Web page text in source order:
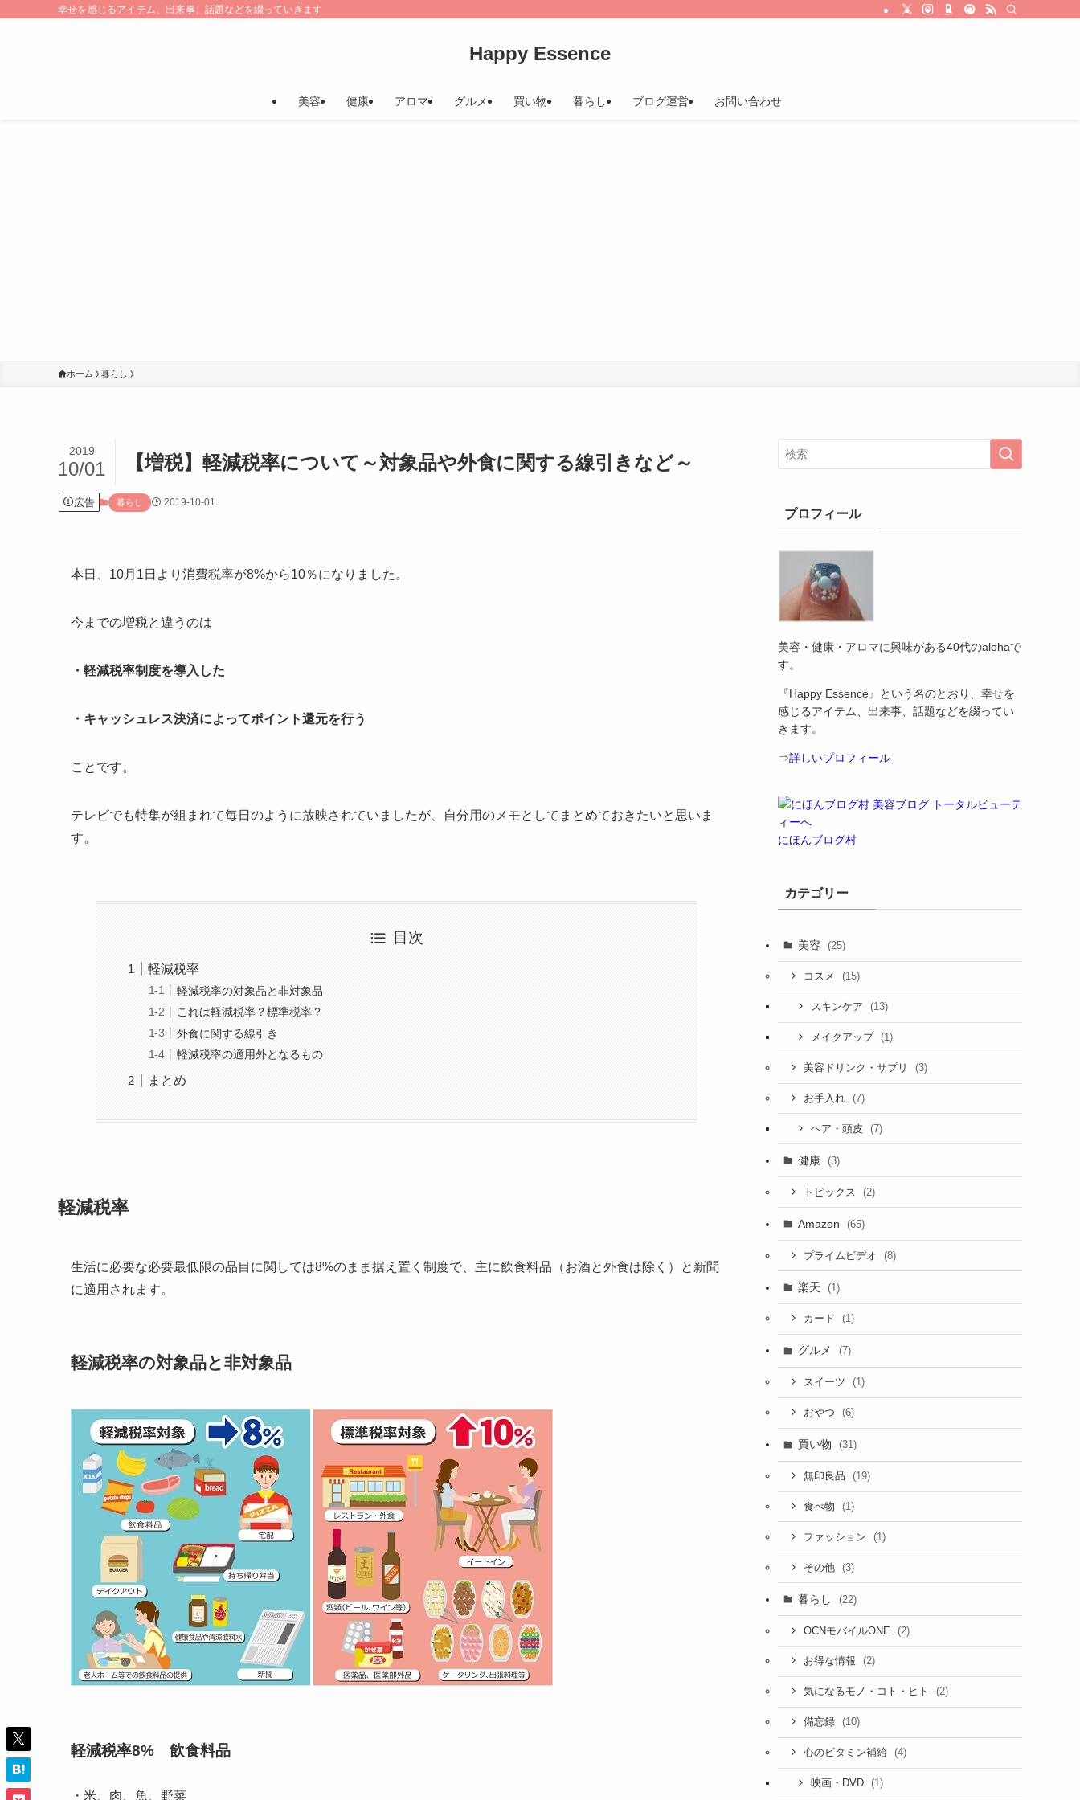
幸せを感じるアイテム、出来事、話題などを綴っていきます
Happy Essence
美容 健康 アロマ グルメ 買い物 暮らし ブログ運営 お問い合わせ
ホーム 暮らし
【増税】軽減税率について～対象品や外食に関する線引きなど～
2019
10/01
広告 暮らし 2019-10-01
本日、10月1日より消費税率が8%から10％になりました。
今までの増税と違うのは
・軽減税率制度を導入した
・キャッシュレス決済によってポイント還元を行う
ことです。
テレビでも特集が組まれて毎日のように放映されていましたが、自分用のメモとしてまとめておきたいと思いま
す。
目次
軽減税率
軽減税率の対象品と非対象品
これは軽減税率？標準税率？
外食に関する線引き
軽減税率の適用外となるもの
まとめ
軽減税率
生活に必要な必要最低限の品目に関しては8%のまま据え置く制度で、主に飲食料品（お酒と外食は除く）と新聞
に適用されます。
軽減税率の対象品と非対象品
軽減税率8% 飲食料品
・米、肉、魚、野菜
プロフィール
美容・健康・アロマに興味がある40代のalohaで
す。
『Happy Essence』という名のとおり、幸せを
感じるアイテム、出来事、話題などを綴ってい
きます。
⇒詳しいプロフィール
にほんブログ村
カテゴリー
美容 (25)
コスメ (15)
スキンケア (13)
メイクアップ (1)
美容ドリンク・サプリ (3)
お手入れ (7)
ヘア・頭皮 (7)
健康 (3)
トピックス (2)
Amazon (65)
プライムビデオ (8)
楽天 (1)
カード (1)
グルメ (7)
スイーツ (1)
おやつ (6)
買い物 (31)
無印良品 (19)
食べ物 (1)
ファッション (1)
その他 (3)
暮らし (22)
OCNモバイルONE (2)
お得な情報 (2)
気になるモノ・コト・ヒト (2)
備忘録 (10)
心のビタミン補給 (4)
映画・DVD (1)